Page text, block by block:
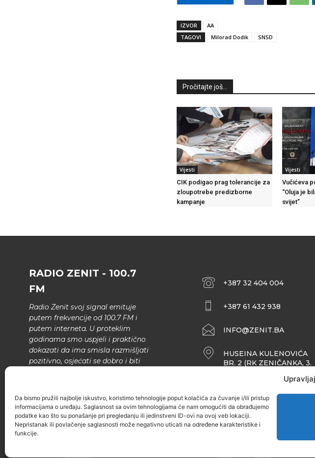
Da bismo pružili najbolje iskustvo, koristimo tehnologije poput kolačića za čuvanje i/ili pristup
informacijama o uređaju. Saglasnost sa ovim tehnologijama će nam omogućiti da obrađujemo
podatke kao što su ponašanje pri pregledanju ili jedinstveni ID-ovi na ovoj veb lokaciji.
Nepristanak ili povlačenje saglasnosti može negativno uticati na određene karakteristike i
funkcije.
IZVOR
AA
TAGOVI
Milorad Dodik SNSD
Pročitajte još...
Vijesti
CIK podigao prag tolerancije za
zloupotrebe predizborne
kampanje
Vijesti
Vučićeva
“Oluja je
svijet”
RADIO ZENIT - 100.7
FM
Radio Zenit svoj signal emituje
putem frekvencije od 100.7 FM i
putem interneta. U proteklim
godinama smo uspjeli i praktično
dokazati da ima smisla razmišljati
pozitivno, osjećati se dobro i biti
narodne muzike..
+387 32 404 004
+387 61 432 938
INFO@ZENIT.BA
HUSEINA KULENOVIĆA
BR. 2 (RK ZENIČANKA, 3.